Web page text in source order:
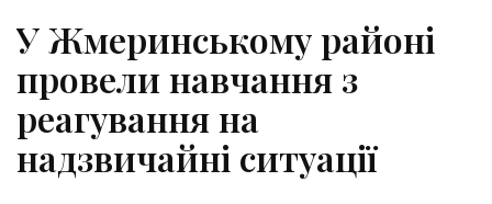
У Жмеринському районі
провели навчання з
реагування на
надзвичайні ситуації